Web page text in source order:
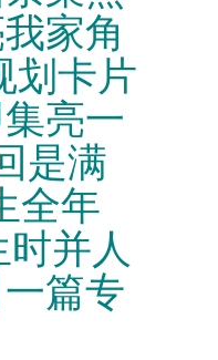
家角
划卡片
亮一
是满
全年
并人
篇专